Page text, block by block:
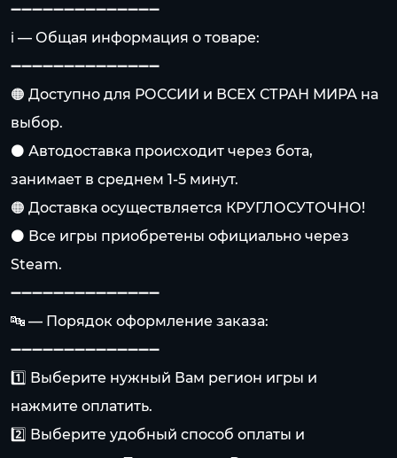
➖➖➖➖➖➖➖➖➖➖➖➖➖➖
ℹ️ — Общая информация о товаре:
➖➖➖➖➖➖➖➖➖➖➖➖➖➖
🟠 Доступно для РОССИИ и ВСЕХ СТРАН МИРА на
выбор.
⚫️ Автодоставка происходит через бота,
занимает в среднем 1-5 минут.
🟠 Доставка осуществляется КРУГЛОСУТОЧНО!
⚫️ Все игры приобретены официально через
Steam.
➖➖➖➖➖➖➖➖➖➖➖➖➖➖
🔤 — Порядок оформление заказа:
➖➖➖➖➖➖➖➖➖➖➖➖➖➖
1️⃣ Выберите нужный Вам регион игры и
нажмите оплатить.
2️⃣ Выберите удобный способ оплаты и